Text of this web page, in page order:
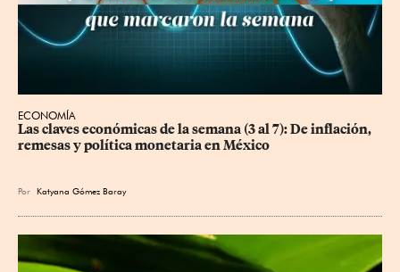
ECONOMÍA
Las claves económicas de la semana (3 al 7): De inflación,
remesas y política monetaria en México
Por Katyana Gómez Baray